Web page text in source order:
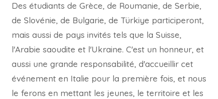
Des étudiants de Grèce, de Roumanie, de Serbie,
de Slovénie, de Bulgarie, de Türkiye participeront,
mais aussi de pays invités tels que la Suisse,
l'Arabie saoudite et l'Ukraine. C'est un honneur, et
aussi une grande responsabilité, d'accueillir cet
événement en Italie pour la première fois, et nous
le ferons en mettant les jeunes, le territoire et les